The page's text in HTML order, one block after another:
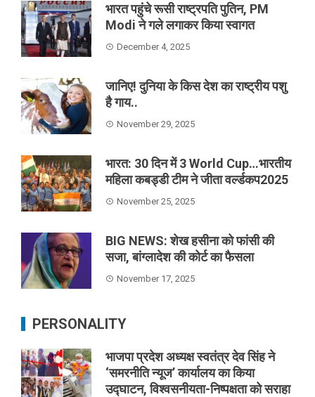
भारत पहुंचे रूसी राष्ट्रपति पुतिन, PM
Modi ने गले लगाकर किया स्वागत
December 4, 2025
जानिए! दुनिया के किस देश का राष्ट्रीय पशु
है गाय..
November 29, 2025
भारत: 30 दिन में 3 World Cup…भारतीय
महिला कबड्डी टीम ने जीता वर्ल्डकप2025
November 25, 2025
BIG NEWS: शेख हसीना को फांसी की
सजा, बांग्लादेश की कोर्ट का फैसला
November 17, 2025
PERSONALITY
भाजपा प्रदेश अध्यक्ष स्वतंत्र देव सिंह ने
‘समरनीति न्यूज’ कार्यालय का किया
उद्घाटन, विश्वसनीयता-निष्पक्षता को सराहा